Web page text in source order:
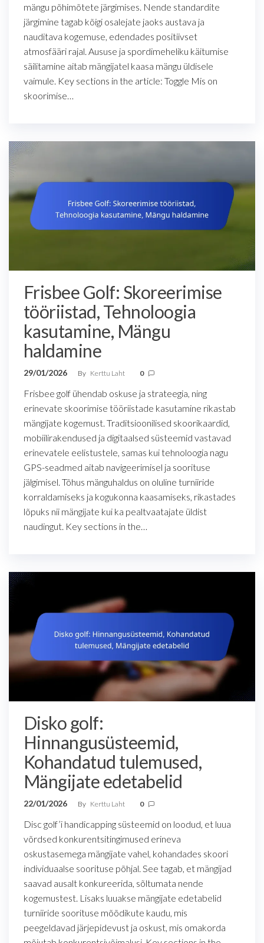
mängu põhimõtete järgimises. Nende standardite
järgimine tagab kõigi osalejate jaoks austava ja
nauditava kogemuse, edendades positiivset
atmosfääri rajal. Aususe ja spordimeheliku käitumise
säilitamine aitab mängijatel kaasa mängu üldisele
vaimule. Key sections in the article: Toggle Mis on
skoorimise…
Frisbee Golf: Skoreerimise
tööriistad, Tehnoloogia
kasutamine, Mängu
haldamine
29/01/2026 By Kerttu Laht 0
Frisbee golf ühendab oskuse ja strateegia, ning
erinevate skoorimise tööriistade kasutamine rikastab
mängijate kogemust. Traditsioonilised skoorikaardid,
mobiilirakendused ja digitaalsed süsteemid vastavad
erinevatele eelistustele, samas kui tehnoloogia nagu
GPS-seadmed aitab navigeerimisel ja soorituse
jälgimisel. Tõhus mänguhaldus on oluline turniiride
korraldamiseks ja kogukonna kaasamiseks, rikastades
lõpuks nii mängijate kui ka pealtvaatajate üldist
naudingut. Key sections in the…
Disko golf:
Hinnangusüsteemid,
Kohandatud tulemused,
Mängijate edetabelid
22/01/2026 By Kerttu Laht 0
Disc golf’i handicapping süsteemid on loodud, et luua
võrdsed konkurentsitingimused erineva
oskustasemega mängijate vahel, kohandades skoori
individuaalse soorituse põhjal. See tagab, et mängijad
saavad ausalt konkureerida, sõltumata nende
kogemustest. Lisaks luuakse mängijate edetabelid
turniiride soorituse mõõdikute kaudu, mis
peegeldavad järjepidevust ja oskust, mis omakorda